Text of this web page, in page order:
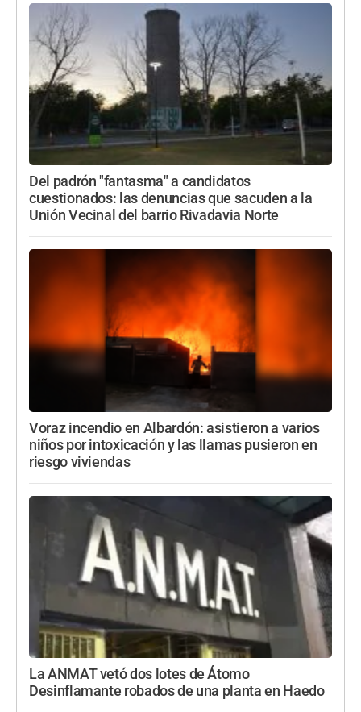
Del padrón "fantasma" a candidatos
cuestionados: las denuncias que sacuden a la
Unión Vecinal del barrio Rivadavia Norte
Voraz incendio en Albardón: asistieron a varios
niños por intoxicación y las llamas pusieron en
riesgo viviendas
La ANMAT vetó dos lotes de Átomo
Desinflamante robados de una planta en Haedo